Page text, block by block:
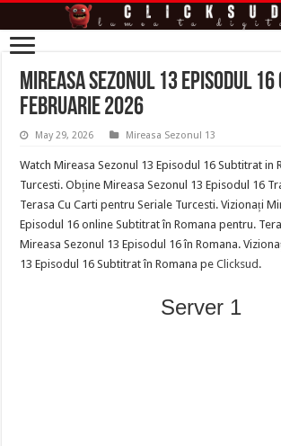
Mireasa Sezonul 13 Episodul
Februarie 2026
May 29, 2026 Mireasa Sezonul 13
Watch Mireasa Sezonul 13 Episodul 16 Subtitrat in
Turcesti. Obține Mireasa Sezonul 13 Episodul 16
Terasa Cu Carti pentru Seriale Turcesti. Vizionați
Episodul 16 online Subtitrat în Romana pentru.
Mireasa Sezonul 13 Episodul 16 în Romana.
13 Episodul 16 Subtitrat în Romana peClicksud .
Server 1